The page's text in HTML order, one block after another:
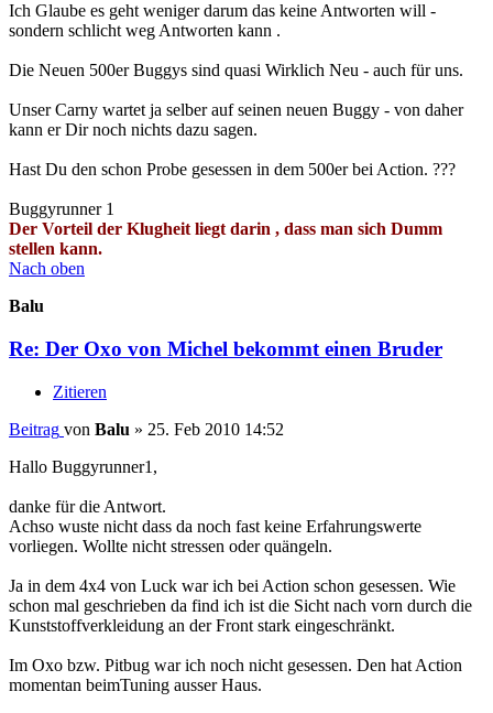
Ich Glaube es geht weniger darum das keine Antworten will -
sondern schlicht weg Antworten kann .
Die Neuen 500er Buggys sind quasi Wirklich Neu - auch für uns.
Unser Carny wartet ja selber auf seinen neuen Buggy - von daher
kann er Dir noch nichts dazu sagen.
Hast Du den schon Probe gesessen in dem 500er bei Action. ???
Buggyrunner 1
Der Vorteil der Klugheit liegt darin , dass man sich Dumm
stellen kann.
Nach oben
Balu
Re: Der Oxo von Michel bekommt einen Bruder
Zitieren
Beitrag von Balu » 25. Feb 2010 14:52
Hallo Buggyrunner1,
danke für die Antwort.
Achso wuste nicht dass da noch fast keine Erfahrungswerte
vorliegen. Wollte nicht stressen oder quängeln.
Ja in dem 4x4 von Luck war ich bei Action schon gesessen. Wie
schon mal geschrieben da find ich ist die Sicht nach vorn durch die
Kunststoffverkleidung an der Front stark eingeschränkt.
Im Oxo bzw. Pitbug war ich noch nicht gesessen. Den hat Action
momentan beimTuning ausser Haus.